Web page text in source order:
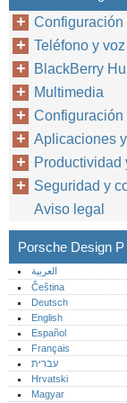
Teléfono y voz
BlackBerry
Multimedia
Configuración
Aplicaciones
Productividad
Seguridad y
Aviso legal
Porsche Design
العربية
Čeština
Deutsch
English
Español
Français
עברית
Hrvatski
Magyar